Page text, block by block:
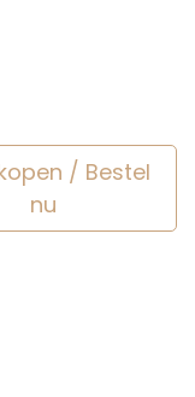
/ Bestel
nu